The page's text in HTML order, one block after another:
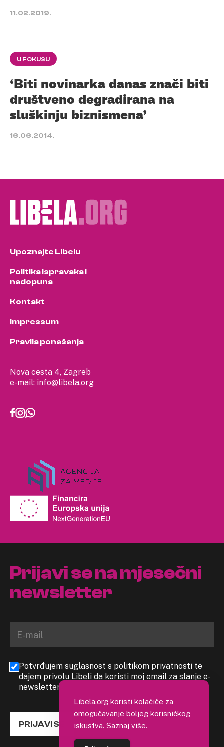
11.02.2019.
U FOKUSU
‘Biti novinarka danas znači biti
društveno degradirana na
sluškinju biznismena’
16.06.2014.
Nova cesta 4, Zagreb
e-mail: info@libela.org
Upoznajte Libelu
Politika ispravaka i
nadopuna
Kontakt
Impressum
Pravila ponašanja
Prijavi se na mjesečni
newsletter
Potvrđujem suglasnost s politikom privatnosti te
dajem privolu Libeli da koristi moj email za slanje e-
newslettera
PRIJAVI SE
Libela.org koristi kolačiće za
omogućavanje boljeg korisničkog
iskustva. Saznaj više.